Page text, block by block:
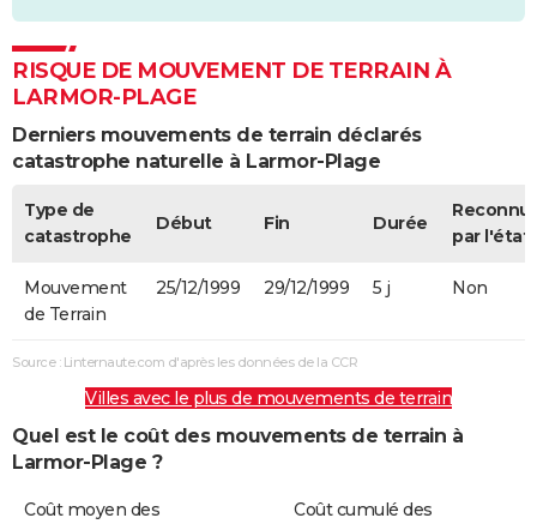
RISQUE DE MOUVEMENT DE TERRAIN À
LARMOR-PLAGE
Derniers mouvements de terrain déclarés
catastrophe naturelle à Larmor-Plage
Type de
catastrophe
Début Fin Durée
par l'état
Mouvement
de Terrain
25/12/1999 29/12/1999 5 j Non
Source : Linternaute.com d'après les données de la CCR
Villes avec le plus de mouvements de terrain
Quel est le coût des mouvements de terrain à
Larmor-Plage ?
Coût moyen des
Coût cumulé des